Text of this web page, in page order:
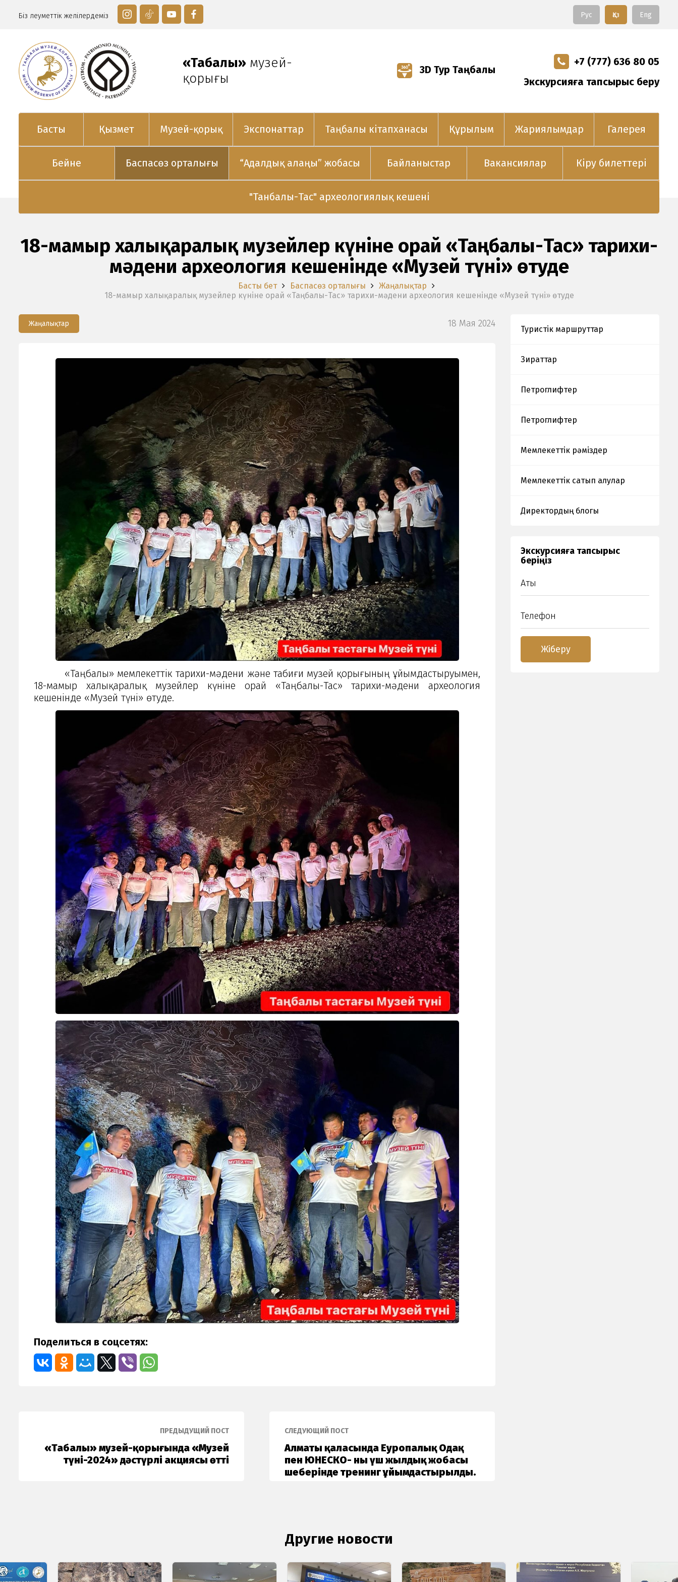
Біз әлеуметтік желілердеміз Eng
Қаз
Рус
«Таңбалы» музей-
қорығы
3D Тур Таңбалы
+7 (777) 636 80 05
Экскурсияға тапсырыс беру
Басты Қызмет Музей-қорық Экспонаттар Таңбалы кітапханасы Құрылым Жариялымдар Галерея
Бейне Баспасөз орталығы “Адалдық алаңы” жобасы Байланыстар Вакансиялар Кіру билеттері
"Танбалы-Тас" археологиялық кешені
18-мамыр халықаралық музейлер күніне орай «Таңбалы-Тас» тарихи-
мәдени археология кешенінде «Музей түні» өтуде
Басты бет Баспасөз орталығы
Жаңалықтар
18-мамыр халықаралық музейлер күніне орай «Таңбалы-Тас» тарихи-мәдени археология кешенінде «Музей түні» өтуде
Жаңалықтар 18 Мая 2024
«Таңбалы» мемлекеттік тарихи-мәдени және табиғи музей қорығының ұйымдастыруымен,
18-мамыр халықаралық музейлер күніне орай «Таңбалы-Тас» тарихи-мәдени археология
кешенінде «Музей түні» өтуде.
Поделиться в соцсетях:
ПРЕДЫДУЩИЙ ПОСТ
«Таңбалы» музей-қорығында «Музей
түні-2024» дәстүрлі акциясы өтті
СЛЕДУЮЩИЙ ПОСТ
Алматы қаласында Еуропалық Одақ
пен ЮНЕСКО- ның үш жылдық жобасы
шеңберінде тренинг ұйымдастырылды.
Туристік маршруттар
Зираттар
Петроглифтер
Петроглифтер
Мемлекеттік рәміздер
Мемлекеттік сатып алулар
Директордың блогы
Экскурсияға тапсырыс
беріңіз
Другие новости